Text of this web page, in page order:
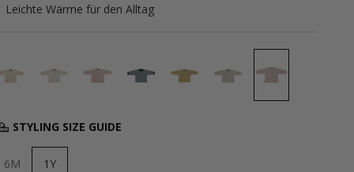
Leichte Wärme für den Alltag
STYLING SIZE GUIDE
6M 1Y